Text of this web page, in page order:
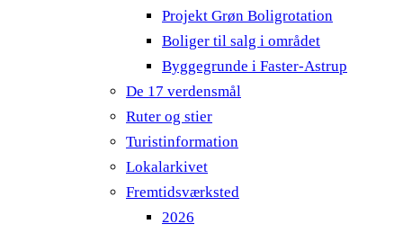
Projekt Grøn Boligrotation
Boliger til salg i området
Byggegrunde i Faster-Astrup
De 17 verdensmål
Ruter og stier
Turistinformation
Lokalarkivet
Fremtidsværksted
2026